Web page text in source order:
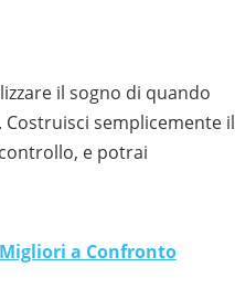
il sogno di quando
semplicemente il
e potrai
a Confronto